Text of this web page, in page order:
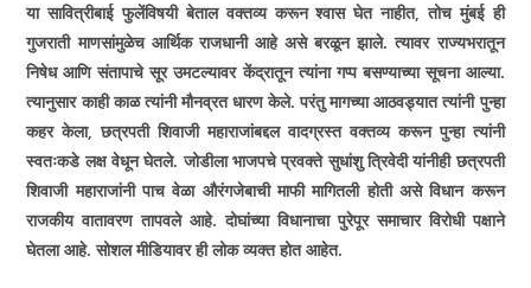
या सावित्रीबाई फुलेंविषयी बेताल वक्तव्य करून श्वास घेत नाहीत,तोच मुंबई ही
गुजराती माणसांमुळेच आर्थिक राजधानी आहे असे बरळून झाले. त्यावर राज्यभरातून
निषेध आणि संतापाचे सूर उमटल्यावर केंद्रातून त्यांना गप्प बसण्याच्या सूचना आल्या.
त्यानुसार काही काळ त्यांनी मौनव्रत धारण केले. परंतु मागच्या आठवड्यात त्यांनी पुन्हा
कहर केला,छत्रपती शिवाजी महाराजांबद्दल वादग्रस्त वक्तव्य करून पुन्हा त्यांनी
स्वतःकडे लक्ष वेधून घेतले. जोडीला भाजपचे प्रवक्ते सुधांशु त्रिवेदी यांनीही छत्रपती
शिवाजी महाराजांनी पाच वेळा औरंगजेबाची माफी मागितली होती असे विधान करून
राजकीय वातावरण तापवले आहे. दोघांच्या विधानाचा पुरेपूर समाचार विरोधी पक्षाने
घेतला आहे. सोशल मीडियावर ही लोक व्यक्त होत आहेत.